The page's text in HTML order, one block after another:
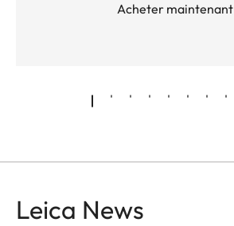
Acheter maintenant
Leica News